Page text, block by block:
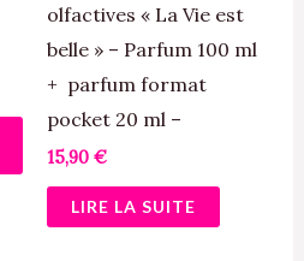
olfactives « La Vie est
belle » – Parfum 100 ml
+ parfum format
pocket 20 ml –
15,90 €
LIRE LA SUITE